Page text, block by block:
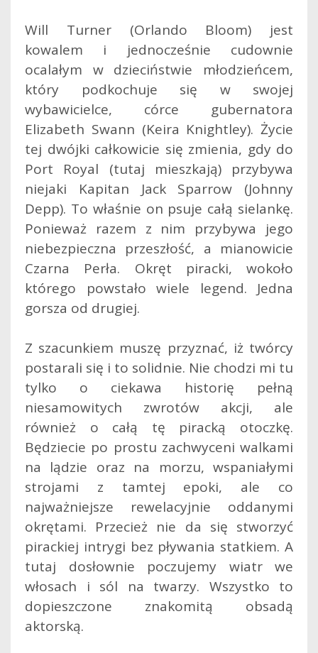
Will Turner (Orlando Bloom) jest
kowalem i jednocześnie cudownie
ocalałym w dzieciństwie młodzieńcem,
który podkochuje się w swojej
wybawicielce, córce gubernatora
Elizabeth Swann (Keira Knightley). Życie
tej dwójki całkowicie się zmienia, gdy do
Port Royal (tutaj mieszkają) przybywa
niejaki Kapitan Jack Sparrow (Johnny
Depp). To właśnie on psuje całą sielankę.
Ponieważ razem z nim przybywa jego
niebezpieczna przeszłość, a mianowicie
Czarna Perła. Okręt piracki, wokoło
którego powstało wiele legend. Jedna
gorsza od drugiej.
Z szacunkiem muszę przyznać, iż twórcy
postarali się i to solidnie. Nie chodzi mi tu
tylko o ciekawa historię pełną
niesamowitych zwrotów akcji, ale
również o całą tę piracką otoczkę.
Będziecie po prostu zachwyceni walkami
na lądzie oraz na morzu, wspaniałymi
strojami z tamtej epoki, ale co
najważniejsze rewelacyjnie oddanymi
okrętami. Przecież nie da się stworzyć
pirackiej intrygi bez pływania statkiem. A
tutaj dosłownie poczujemy wiatr we
włosach i sól na twarzy. Wszystko to
dopieszczone znakomitą obsadą
aktorską.